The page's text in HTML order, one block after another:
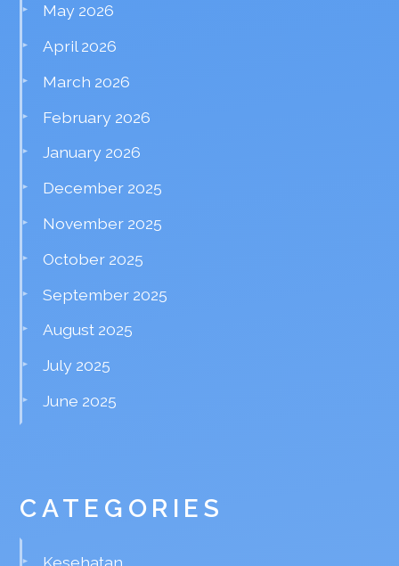
May 2026
April 2026
March 2026
February 2026
January 2026
December 2025
November 2025
October 2025
September 2025
August 2025
July 2025
June 2025
CATEGORIES
Kesehatan